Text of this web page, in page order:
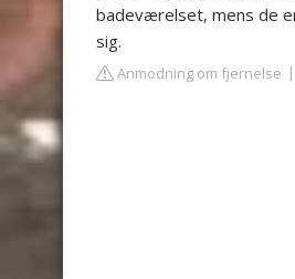
badeværelset, mens de
sig.
Anmodning om fjernelse